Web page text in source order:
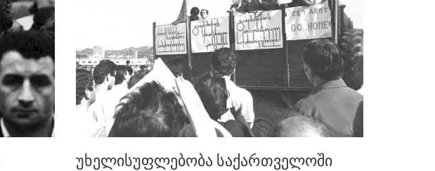
უხელისუფლებობა საქართველოში